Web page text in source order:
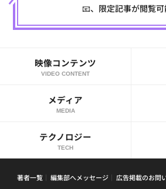
📧、限定記事が閲覧
映像コンテンツ
VIDEO CONTENT
メディア
MEDIA
テクノロジー
TECH
著者一覧 編集部へメッセージ 広告掲載のお問